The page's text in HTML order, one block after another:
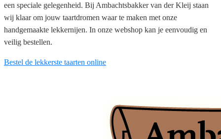
een speciale gelegenheid. Bij Ambachtsbakker van der Kleij staan
wij klaar om jouw taartdromen waar te maken met onze
handgemaakte lekkernijen. In onze webshop kan je eenvoudig en
veilig bestellen.
Bestel de lekkerste taarten online